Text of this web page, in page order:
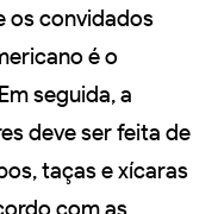
os convidados
é o
seguida, a
deve ser feita de
taças e xícaras
com as